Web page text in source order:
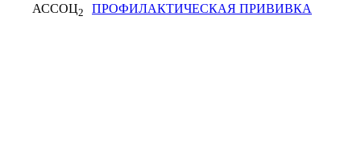
АССОЦ2 ПРОФИЛАКТИЧЕСКАЯ ПРИВИВКА